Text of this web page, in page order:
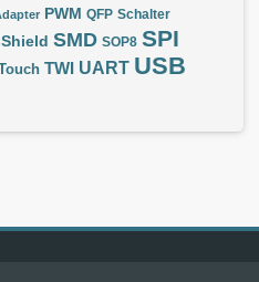
PWM QFP Schalter
Shield SMD SOP8 SPI
TWI UART USB